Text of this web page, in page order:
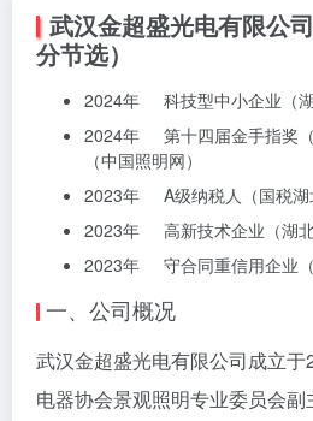
武汉金超盛光电有限公
分节选）
2024年 科技型中小企业（湖
2024年 第十四届金手指奖（
（中国照明网）
2023年 A级纳税人（国税湖
2023年 高新技术企业（湖北
2023年 守合同重信用企业（
一、公司概况
武汉金超盛光电有限公司成立
电器协会景观照明专业委员会